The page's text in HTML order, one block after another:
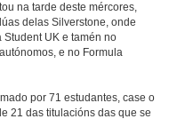
na tarde deste mércores,
delas Silverstone, onde
UK e tamén no
e no Formula
por 71 estudantes, case o
21 das titulacións das que se